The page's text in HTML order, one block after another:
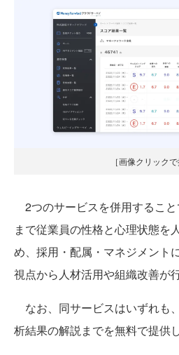
［画像クリックで
2つのサービスを併用するこ
まで従業員の性格と心理状態を
め、採用・配属・マネジメント
視点から人材活用や組織改善が
なお、同サービスはいずれも
析結果の解説までを無料で提供